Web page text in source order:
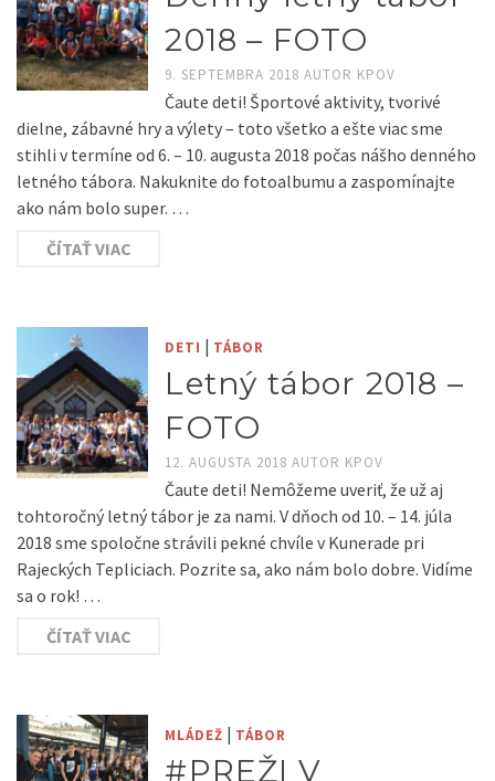
2018 – FOTO
9. SEPTEMBRA 2018AUTOR KPOV
Čaute deti! Športové aktivity, tvorivé
dielne, zábavné hry a výlety – toto všetko a ešte viac sme
stihli v termíne od 6. – 10. augusta 2018 počas nášho denného
letného tábora. Nakuknite do fotoalbumu a zaspomínajte
ako nám bolo super. …
ČÍTAŤ VIAC
DETI | TÁBOR
Letný tábor 2018 –
FOTO
12. AUGUSTA 2018AUTOR KPOV
Čaute deti! Nemôžeme uveriť, že už aj
tohtoročný letný tábor je za nami. V dňoch od 10. – 14. júla
2018 sme spoločne strávili pekné chvíle v Kunerade pri
Rajeckých Tepliciach. Pozrite sa, ako nám bolo dobre. Vidíme
sa o rok! …
ČÍTAŤ VIAC
MLÁDEŽ | TÁBOR
#PREŽI V